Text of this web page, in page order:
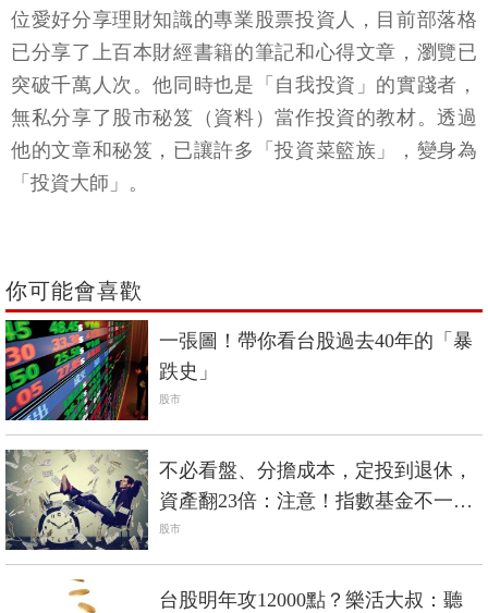
位愛好分享理財知識的專業股票投資人，目前部落格
已分享了上百本財經書籍的筆記和心得文章，瀏覽已
突破千萬人次。他同時也是「自我投資」的實踐者，
無私分享了股市秘笈（資料）當作投資的教材。透過
他的文章和秘笈，已讓許多「投資菜籃族」，變身為
「投資大師」。
你可能會喜歡
一張圖！帶你看台股過去40年的「暴
跌史」
股市
不必看盤、分擔成本，定投到退休，
資產翻23倍：注意！指數基金不一定
適合
股市
台股明年攻12000點？樂活大叔：聽